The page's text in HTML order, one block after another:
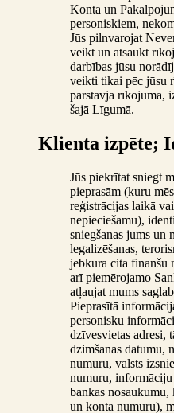
Konta un
personiskiem,
Jūs pilnvarojat
veikt un atsaukt
darbības jūsu
veikti tikai pēc jūsu
pārstāvja rīkojuma,
šajā Līgumā.
Klienta izpēte;
Jūs piekrītat sniegt
pieprasām (kuru
reģistrācijas laikā
nepieciešamu),
sniegšanas jums
legalizēšanas,
jebkura cita finanšu
arī piemērojamo
atļaujat mums
Pieprasītā
personisku
dzīvesvietas adresi,
dzimšanas datumu,
numuru, valsts
numuru, informāciju
bankas nosaukumu,
un konta numuru),